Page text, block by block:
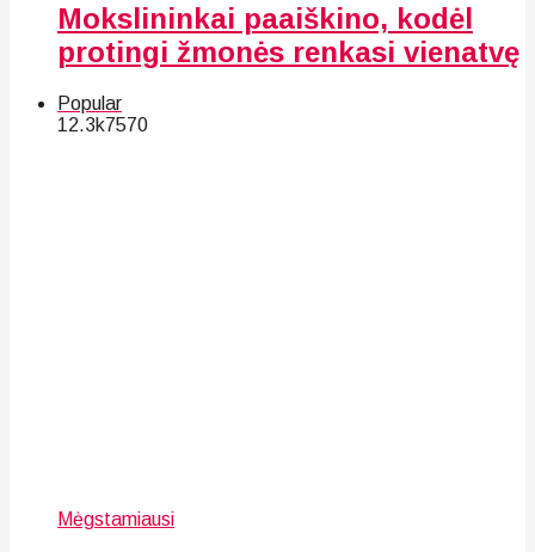
Mokslininkai paaiškino, kodėl
protingi žmonės renkasi vienatvę
Popular
12.3k7570
Mėgstamiausi